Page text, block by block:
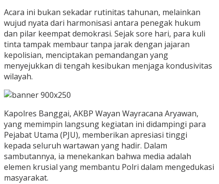
Acara ini bukan sekadar rutinitas tahunan, melainkan
wujud nyata dari harmonisasi antara penegak hukum
dan pilar keempat demokrasi. Sejak sore hari, para kuli
tinta tampak membaur tanpa jarak dengan jajaran
kepolisian, menciptakan pemandangan yang
menyejukkan di tengah kesibukan menjaga kondusivitas
wilayah.
Kapolres Banggai, AKBP Wayan Wayracana Aryawan,
yang memimpin langsung kegiatan ini didampingi para
Pejabat Utama (PJU), memberikan apresiasi tinggi
kepada seluruh wartawan yang hadir. Dalam
sambutannya, ia menekankan bahwa media adalah
elemen krusial yang membantu Polri dalam mengedukasi
masyarakat.